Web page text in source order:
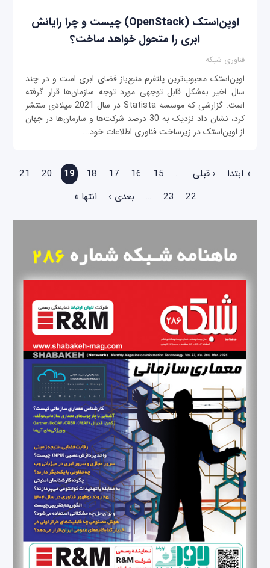
اوپن‌استک (OpenStack) چیست و چرا رایانش
ابری را متحول خواهد ساخت؟
فناوری شبکه
اوپن‌استک محبوب‌ترین پلتفرم منبع‌باز فضای ابری است و در چند
سال اخیر به‌شکل قابل توجهی مورد توجه سازمان‌ها قرار گرفته
است. گزارشی که موسسه Statista در سال 2021 میلادی منتشر
کرد، نشان داد نزدیک به 30 درصد شرکت‌ها و سازمان‌ها در جهان
از اوپن‌استک در زیرساخت فناوری اطلاعات خود...
صفحه‌ها
« ابتدا ‹ قبلی …
15
16
17
18
19
20
21
22
23
… بعدی › انتها »